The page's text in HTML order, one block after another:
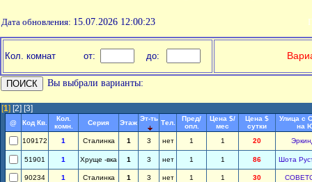
Дата обновления: 15.07.2026 12:00:23
Кол. комнат от: до:
Вы выбрали варианты:
[1] [2] [3]
@ Код Кв.
Кол.
комн.
Серия Этаж
Эт-ть
Тел.
Пред/
опл.
Цена $/
мес
Цена $
сутки
Улица с
на
109172
1 Сталинка 1 3 нет 1 1 20
51901 1 Хруще -вка 1 3 нет 1 1 86 Шота
90234 1 Сталинка 1 3 нет 1 1 30